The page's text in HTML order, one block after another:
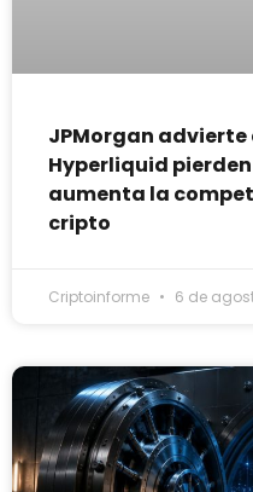
JPMorgan advierte
Hyperliquid
aumenta la
cripto
Criptoinforme 6 de